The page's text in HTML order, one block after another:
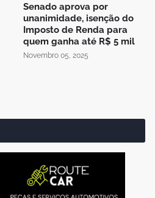
Senado aprova por
unanimidade, isenção do
Imposto de Renda para
quem ganha até R$ 5 mil
Novembro 05, 2025